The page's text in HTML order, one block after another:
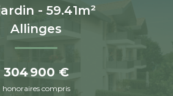
VENDRE
- 59.41m²
Allinges
304 900 €
honoraires compris